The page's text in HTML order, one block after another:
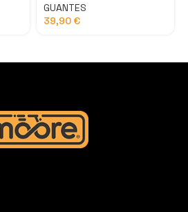
GUANTES
39,90 €